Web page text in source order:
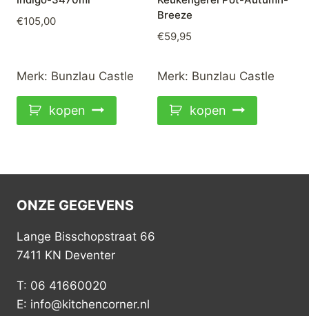
€105,00
Merk: Bunzlau Castle
kopen
Breeze
€59,95
Merk: Bunzlau Castle
kopen
ONZE GEGEVENS
Lange Bisschopstraat 66
7411 KN Deventer
T: 06 41660020
E: info@kitchencorner.nl